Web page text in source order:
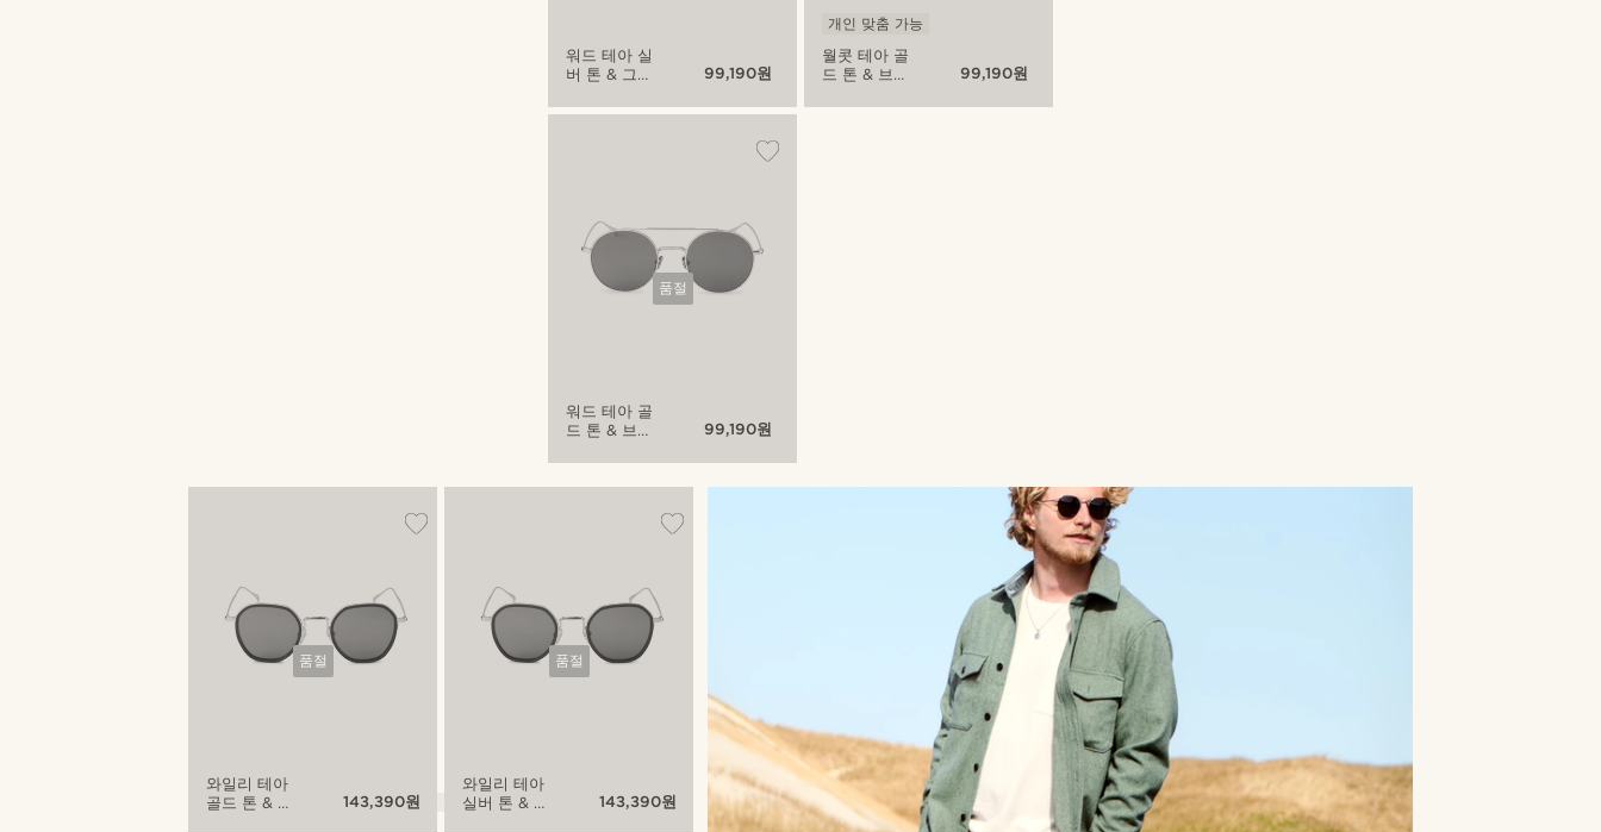
워드 테아 실
버 톤 & 그레
99,190원
품절
워드 테아 골
드 톤 & 브라
99,190원
월콧 테아 골
드 톤 & 브라
개인 맞춤 가능
99,190원
품절
와일리 테아
골드 톤 & 그
143,390원
품절
와일리 테아
실버 톤 & 그
143,390원